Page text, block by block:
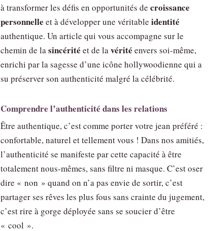
à transformer les défis en opportunités de croissance
personnelle et à développer une véritable identité
authentique. Un article qui vous accompagne sur le
chemin de lasincérité et de lavérité envers soi-même,
enrichi par la sagesse d’une icône hollywoodienne qui a
su préserver son authenticité malgré la célébrité.
Comprendre l’authenticité dans les relations
Être authentique, c’est comme porter votre jean préféré :
confortable, naturel et tellement vous ! Dans nos amitiés,
l’authenticité se manifeste par cette capacité à être
totalement nous-mêmes, sans filtre ni masque. C’est oser
dire « non » quand on n’a pas envie de sortir, c’est
partager ses rêves les plus fous sans crainte du jugement,
c’est rire à gorge déployée sans se soucier d’être
« cool ».